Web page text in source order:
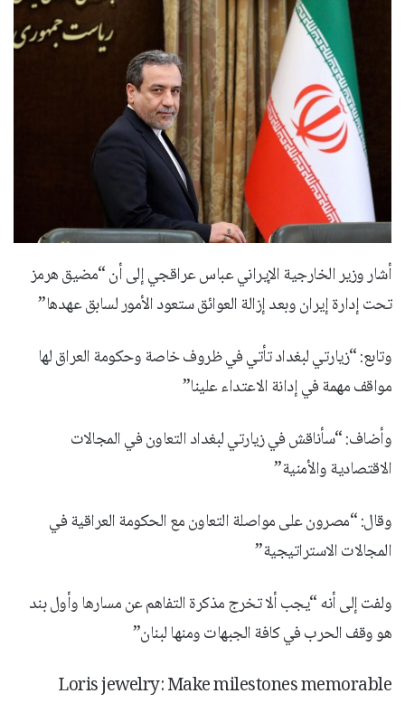
أشار وزير الخارجية الإيراني عباس عراقجي إلى أن “مضيق هرمز
تحت إدارة إيران وبعد إزالة العوائق ستعود الأمور لسابق عهدها”
وتابع: “زيارتي لبغداد تأتي في ظروف خاصة وحكومة العراق لها
مواقف مهمة في إدانة الاعتداء علينا”
وأضاف: “سأناقش في زيارتي لبغداد التعاون في المجالات
الاقتصادية والأمنية”
وقال: “مصرون على مواصلة التعاون مع الحكومة العراقية في
المجالات الاستراتيجية”
ولفت إلى أنه “يجب ألا تخرج مذكرة التفاهم عن مسارها وأول بند
هو وقف الحرب في كافة الجبهات ومنها لبنان”
Loris jewelry: Make milestones memorable